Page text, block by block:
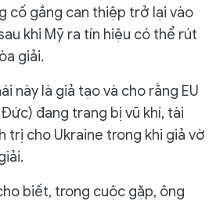
cố gắng can thiệp trở lại vào
khi Mỹ ra tín hiệu có thể rút
giải.
này là giả tạo và cho rằng EU
Đức) đang trang bị vũ khí, tài
trị cho Ukraine trong khi giả vờ
biết, trong cuộc gặp, ông